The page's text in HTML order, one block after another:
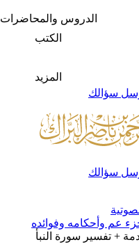
الدروس والمحاضرات
الكتب
المزيد
سؤالك
سؤالك
عم وأحكامه وفوائده